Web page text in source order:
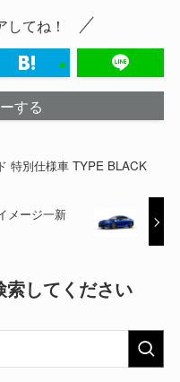
てね！
する
特別仕様車 TYPE BLACK
メージ一新
索してください